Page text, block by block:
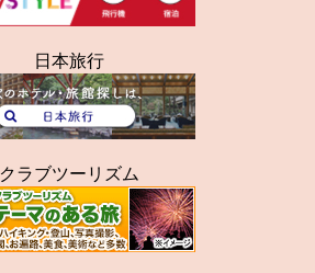
日本旅行
クラブツーリズム